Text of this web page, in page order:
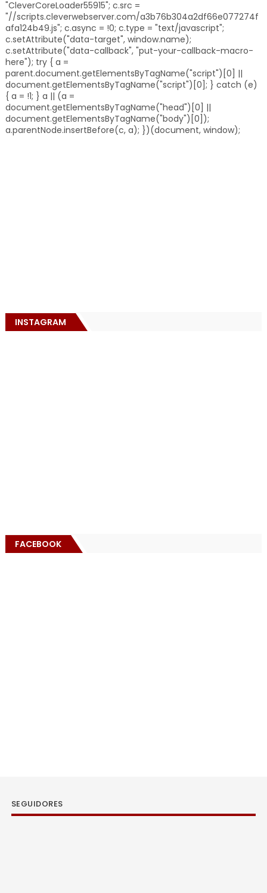
"CleverCoreLoader55915"; c.src =
"//scripts.cleverwebserver.com/a3b76b304a2df66e077274f
afa124b49.js"; c.async = !0; c.type = "text/javascript";
c.setAttribute("data-target", window.name);
c.setAttribute("data-callback", "put-your-callback-macro-
here"); try { a =
parent.document.getElementsByTagName("script")[0] ||
document.getElementsByTagName("script")[0]; } catch (e)
{ a = !1; } a || (a =
document.getElementsByTagName("head")[0] ||
document.getElementsByTagName("body")[0]);
a.parentNode.insertBefore(c, a); })(document, window);
INSTAGRAM
FACEBOOK
SEGUIDORES